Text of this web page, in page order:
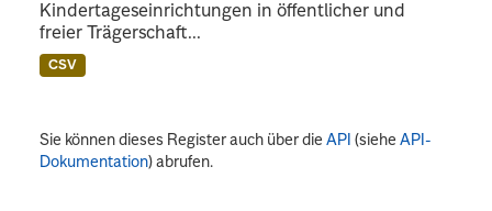
Kindertageseinrichtungen in öffentlicher und
freier Trägerschaft...
CSV
Sie können dieses Register auch über dieAPI (sieheAPI-
Dokumentation) abrufen.